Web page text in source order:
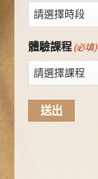
體驗課程 (必填)